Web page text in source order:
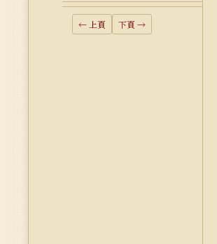
← 上頁 下頁 →